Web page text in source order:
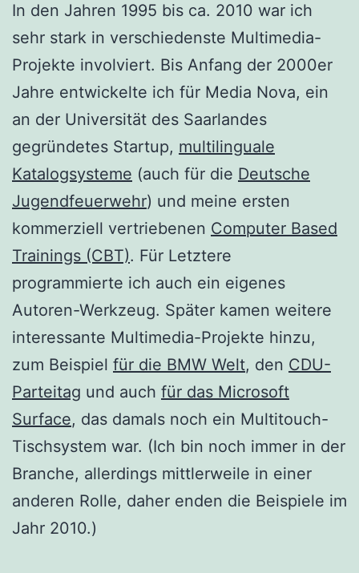
In den Jahren 1995 bis ca. 2010 war ich
sehr stark in verschiedenste Multimedia-
Projekte involviert. Bis Anfang der 2000er
Jahre entwickelte ich für Media Nova, ein
an der Universität des Saarlandes
gegründetes Startup, multilinguale
Katalogsysteme (auch für die Deutsche
Jugendfeuerwehr) und meine ersten
kommerziell vertriebenen Computer Based
Trainings (CBT). Für Letztere
programmierte ich auch ein eigenes
Autoren-Werkzeug. Später kamen weitere
interessante Multimedia-Projekte hinzu,
zum Beispiel für die BMW Welt, den CDU-
Parteitag und auch für das Microsoft
Surface, das damals noch ein Multitouch-
Tischsystem war. (Ich bin noch immer in der
Branche, allerdings mittlerweile in einer
anderen Rolle, daher enden die Beispiele im
Jahr 2010.)